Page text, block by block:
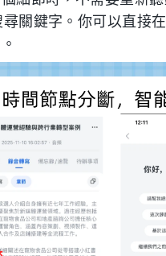
關鍵字。你可以直接